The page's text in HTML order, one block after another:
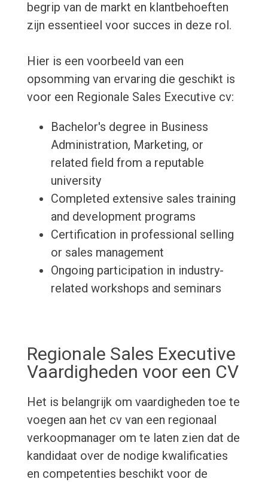
begrip van de markt en klantbehoeften
zijn essentieel voor succes in deze rol.
Hier is een voorbeeld van een
opsomming van ervaring die geschikt is
voor een Regionale Sales Executive cv:
Bachelor's degree in Business
Administration, Marketing, or
related field from a reputable
university
Completed extensive sales training
and development programs
Certification in professional selling
or sales management
Ongoing participation in industry-
related workshops and seminars
Regionale Sales Executive
Vaardigheden voor een CV
Het is belangrijk om vaardigheden toe te
voegen aan het cv van een regionaal
verkoopmanager om te laten zien dat de
kandidaat over de nodige kwalificaties
en competenties beschikt voor de